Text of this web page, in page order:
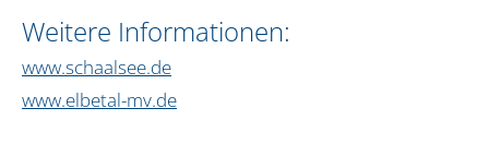
Weitere Informationen:
www.schaalsee.de
www.elbetal-mv.de